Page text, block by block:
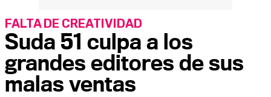
Suda 51 culpa a los
grandes editores de sus
malas ventas
FALTA DE CREATIVIDAD